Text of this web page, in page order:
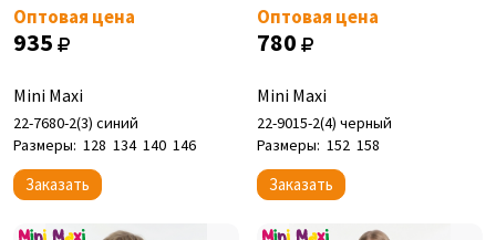
Оптовая цена
935
Mini Maxi
22-7680-2(3) синий
Размеры: 128 134 140 146
Заказать
Оптовая цена
780
Mini Maxi
22-9015-2(4) черный
Размеры: 152 158
Заказать